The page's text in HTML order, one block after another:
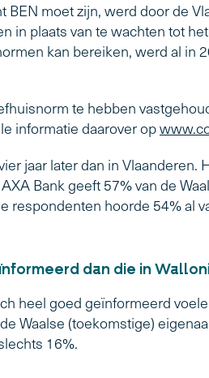
moet zijn, werd door de
in plaats van te wachten tot
kan bereiken, werd al in
te hebben
informatie daarover op
jaar later dan in Vlaanderen.
Bank geeft 57% van de
respondenten hoorde 54% al
dan die in
heel goed geïnformeerd
Waalse (toekomstige)
16%.